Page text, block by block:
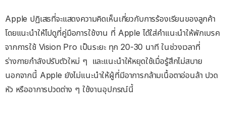
Apple ปฏิเสธที่จะแสดงความคิดเห็นเกี่ยวกับการร้องเรียนของลูกค้า
โดยแนะนำให้ไปดูที่คู่มือการใช้งาน ที่ Apple ได้ใส่คำแนะนำให้พักเบรค
จากการใช้ Vision Pro เป็นระยะ ทุก 20-30 นาที ในช่วงเวลาที่
ร่างกายกำลังปรับตัวใหม่ ๆ และแนะนำให้หยุดใช้เมื่อรู้สึกไม่สบาย
นอกจากนี้ Apple ยังไม่แนะนำให้ผู้ที่มีอาการกล้ามเนื้อตาอ่อนล้า ปวด
หัว หรืออาการปวดต่าง ๆ ใช้งานอุปกรณ์นี้